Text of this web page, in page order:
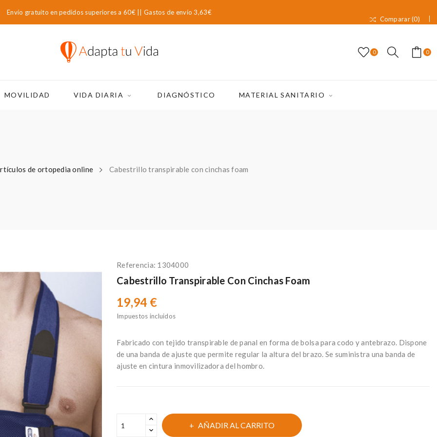
Envío gratuito en pedidos superiores a 60€ || Gastos de envío 3,63€
Comparar (0)
0
0
MOVILIDAD VIDA DIARIA DIAGNÓSTICO MATERIAL SANITARIO
de ortopedia online Cabestrillo transpirable con cinchas foam
Referencia: 1304000
Cabestrillo Transpirable Con Cinchas Foam
19,94 €
Impuestos incluidos
Fabricado con tejido transpirable de panal en forma de bolsa para codo y antebrazo. Dispone
de una banda de ajuste que permite regular la altura del brazo. Se suministra una banda de
ajuste en cintura inmovilizadora del hombro.
AÑADIR AL CARRITO